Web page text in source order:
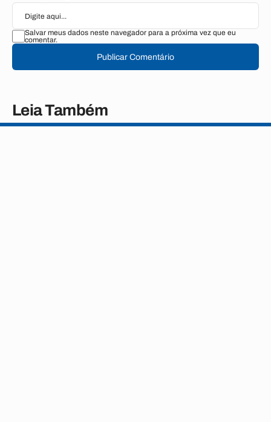
Salvar meus dados neste navegador para a próxima vez que eu
comentar.
Publicar Comentário
Leia Também